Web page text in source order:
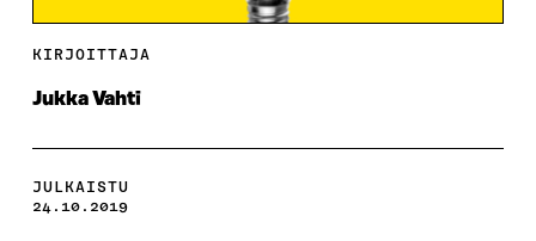
KIRJOITTAJA
Jukka Vahti
JULKAISTU
24.10.2019